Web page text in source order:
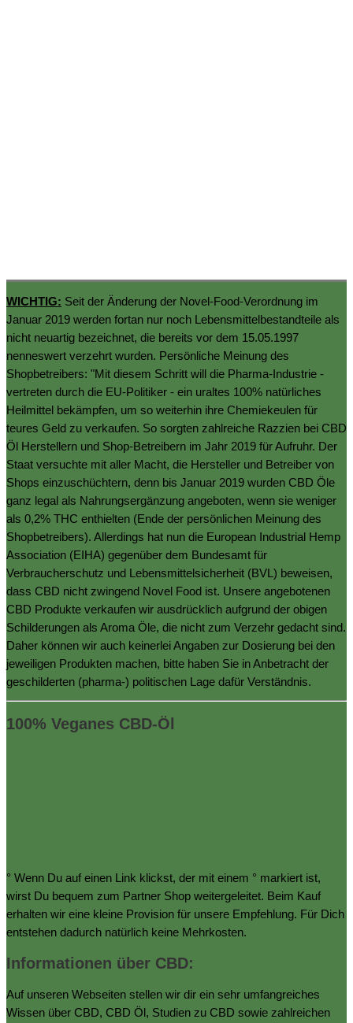
WICHTIG: Seit der Änderung der Novel-Food-Verordnung im
Januar 2019 werden fortan nur noch Lebensmittelbestandteile als
nicht neuartig bezeichnet, die bereits vor dem 15.05.1997
nenneswert verzehrt wurden. Persönliche Meinung des
Shopbetreibers: "Mit diesem Schritt will die Pharma-Industrie -
vertreten durch die EU-Politiker - ein uraltes 100% natürliches
Heilmittel bekämpfen, um so weiterhin ihre Chemiekeulen für
teures Geld zu verkaufen. So sorgten zahlreiche Razzien bei CBD
Öl Herstellern und Shop-Betreibern im Jahr 2019 für Aufruhr. Der
Staat versuchte mit aller Macht, die Hersteller und Betreiber von
Shops einzuschüchtern, denn bis Januar 2019 wurden CBD Öle
ganz legal als Nahrungsergänzung angeboten, wenn sie weniger
als 0,2% THC enthielten (Ende der persönlichen Meinung des
Shopbetreibers). Allerdings hat nun die European Industrial Hemp
Association (EIHA) gegenüber dem Bundesamt für
Verbraucherschutz und Lebensmittelsicherheit (BVL) beweisen,
dass CBD nicht zwingend Novel Food ist. Unsere angebotenen
CBD Produkte verkaufen wir ausdrücklich aufgrund der obigen
Schilderungen als Aroma Öle, die nicht zum Verzehr gedacht sind.
Daher können wir auch keinerlei Angaben zur Dosierung bei den
jeweiligen Produkten machen, bitte haben Sie in Anbetracht der
geschilderten (pharma-) politischen Lage dafür Verständnis.
100% Veganes CBD-Öl
° Wenn Du auf einen Link klickst, der mit einem ° markiert ist,
wirst Du bequem zum Partner Shop weitergeleitet. Beim Kauf
erhalten wir eine kleine Provision für unsere Empfehlung. Für Dich
entstehen dadurch natürlich keine Mehrkosten.
Informationen über CBD:
Auf unseren Webseiten stellen wir dir ein sehr umfangreiches
Wissen über CBD, CBD Öl, Studien zu CBD sowie zahlreichen